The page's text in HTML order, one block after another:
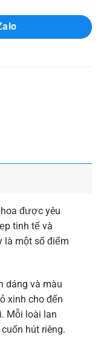
được yêu
tinh tế và
là một số điểm
dáng và màu
xinh cho đến
Mỗi loài lan
hút riêng.